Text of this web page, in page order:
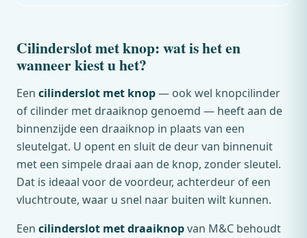
Cilinderslot met knop: wat is het en
wanneer kiest u het?
Een cilinderslot met knop— ook wel knopcilinder
of cilinder met draaiknop genoemd — heeft aan de
binnenzijde een draaiknop in plaats van een
sleutelgat. U opent en sluit de deur van binnenuit
met een simpele draai aan de knop, zonder sleutel.
Dat is ideaal voor de voordeur, achterdeur of een
vluchtroute, waar u snel naar buiten wilt kunnen.
Een cilinderslot met draaiknopvan M&C behoudt